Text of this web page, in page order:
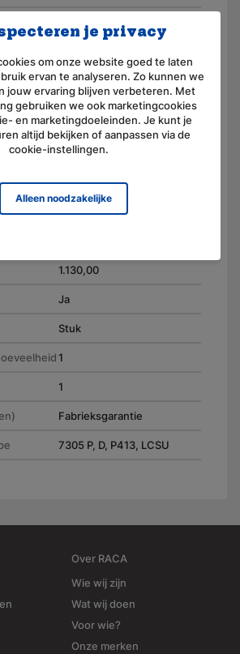
110384
Connector
12,0
Lood (droog, AGM)
1.130,00
Ja
Stuk
1
1
Fabrieksgarantie
7305 P, D, P413, LCSU
je privacy
om onze website goed te laten
ervan te analyseren. Zo kunnen we
jouw ervaring blijven verbeteren. Met
gebruiken we ook marketingcookies
en marketingdoeleinden. Je kunt je
altijd bekijken of aanpassen via de
cookie-instellingen.
Alleen noodzakelijke
Over RACA
Wie wij zijn
Wat wij doen
Voor wie?
Onze merken